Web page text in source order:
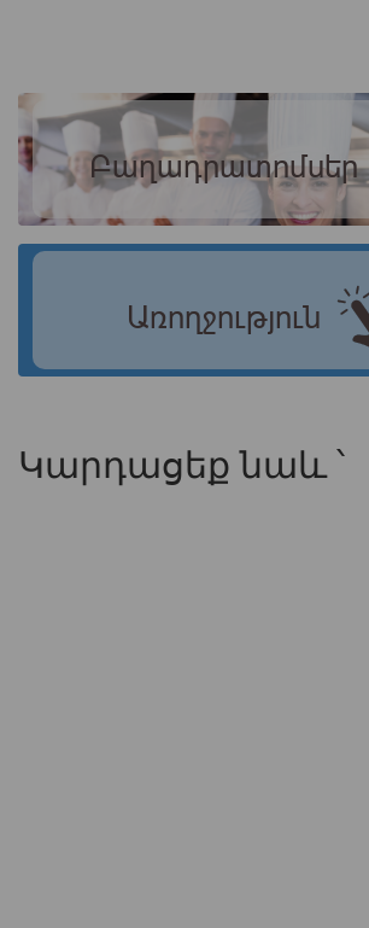
Բաղադրատոմսեր
Առողջություն
Կարդացեք նաև ՝